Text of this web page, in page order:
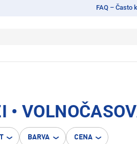
FAQ – Často
•
BARVA CENA